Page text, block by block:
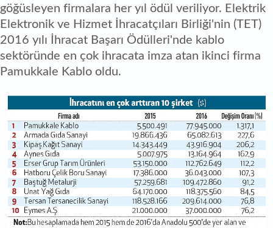
göğüsleyen firmalara her yıl ödül veriliyor. Elektrik
Elektronik ve Hizmet İhracatçıları Birliği'nin (TET)
2016 yılı İhracat Başarı Ödülleri'nde kablo
sektöründe en çok ihracata imza atan ikinci firma
Pamukkale Kablo oldu.